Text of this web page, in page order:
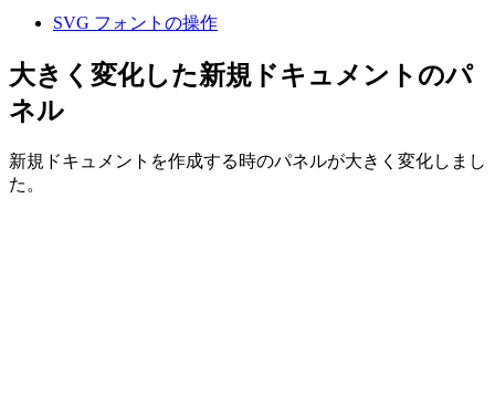
SVG フォントの操作
大きく変化した新規ドキュメントのパ
ネル
新規ドキュメントを作成する時のパネルが大きく変化しまし
た。